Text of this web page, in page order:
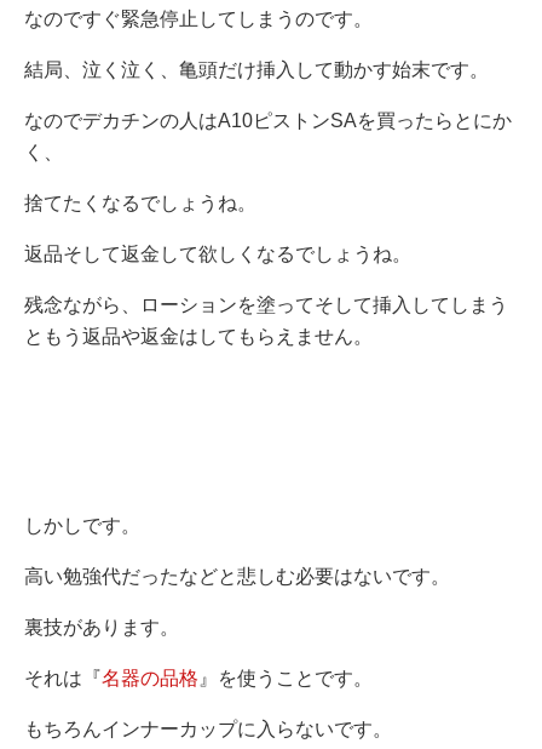
なのですぐ緊急停止してしまうのです。
結局、泣く泣く、亀頭だけ挿入して動かす始末です。
なのでデカチンの人はA10ピストンSAを買ったらとにか
く、
捨てたくなるでしょうね。
返品そして返金して欲しくなるでしょうね。
残念ながら、ローションを塗ってそして挿入してしまう
ともう返品や返金はしてもらえません。
しかしです。
高い勉強代だったなどと悲しむ必要はないです。
裏技があります。
それは『名器の品格 』を使うことです。
もちろんインナーカップに入らないです。